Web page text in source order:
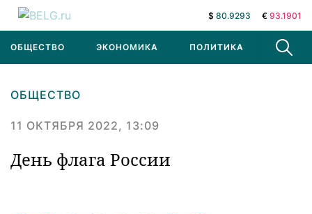
$ 80.9293 € 93.1901
ОБЩЕСТВО ЭКОНОМИКА ПОЛИТИКА В МИРЕ
ОБЩЕСТВО
11 ОКТЯБРЯ 2022, 13:09
День флага России